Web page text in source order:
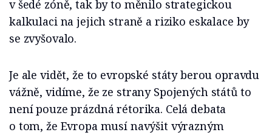
v šedé zóně, tak by to měnilo strategickou
kalkulaci na jejich straně a riziko eskalace by
se zvyšovalo.
Je ale vidět, že to evropské státy berou opravdu
vážně, vidíme, že ze strany Spojených států to
není pouze prázdná rétorika. Celá debata
o tom, že Evropa musí navýšit výrazným